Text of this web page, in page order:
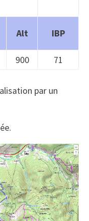
Alt IBP
900 71
par un